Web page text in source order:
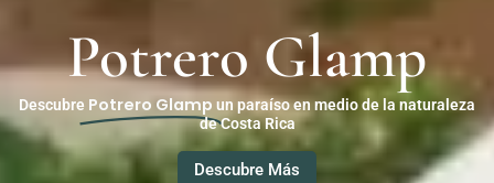
Potrero Glamp
Descubre Potrero Glamp un paraíso en medio de la naturaleza
de Costa Rica
Descubre Más